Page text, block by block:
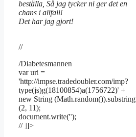
beställa, Så jag tycker ni ger det en
chans i allfall!
Det har jag gjort!
//
/Diabetesmannen
var uri =
'http://impse.tradedoubler.com/imp?
type(js)g(18100854)a(1756722)' +
new String (Math.random()).substring
(2, 11);
document.write('');
// ]]>